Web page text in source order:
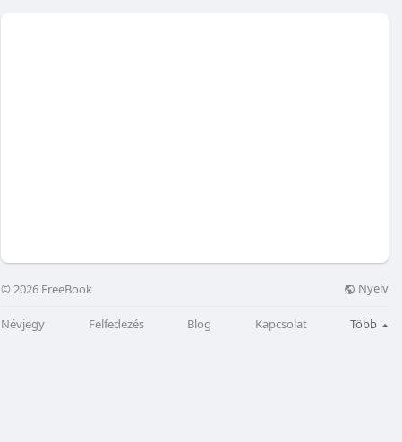
© 2026 FreeBook Nyelv
Névjegy Felfedezés Blog Kapcsolat Több